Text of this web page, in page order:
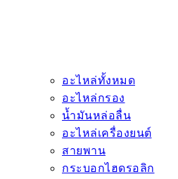
อะไหล่ทั้งหมด
อะไหล่กรอง
น้ำมันหล่อลื่น
อะไหล่เครื่องยนต์
สายพาน
กระบอกไฮดรอลิก